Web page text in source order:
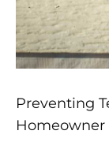
Preventing
Homeowner